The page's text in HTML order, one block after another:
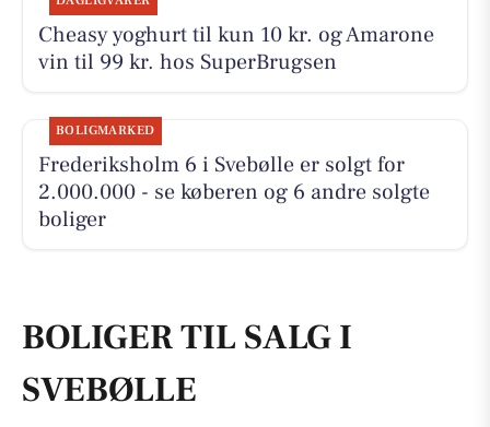
Cheasy yoghurt til kun 10 kr. og Amarone
vin til 99 kr. hos SuperBrugsen
BOLIGMARKED
Frederiksholm 6 i Svebølle er solgt for
2.000.000 - se køberen og 6 andre solgte
boliger
BOLIGER TIL SALG I
SVEBØLLE